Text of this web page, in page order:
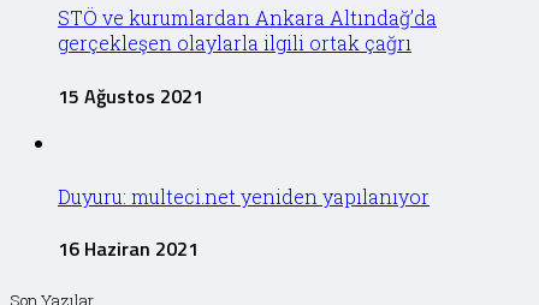
STÖ ve kurumlardan Ankara Altındağ’da
gerçekleşen olaylarla ilgili ortak çağrı
15 Ağustos 2021
Duyuru: multeci.net yeniden yapılanıyor
16 Haziran 2021
Son Yazılar